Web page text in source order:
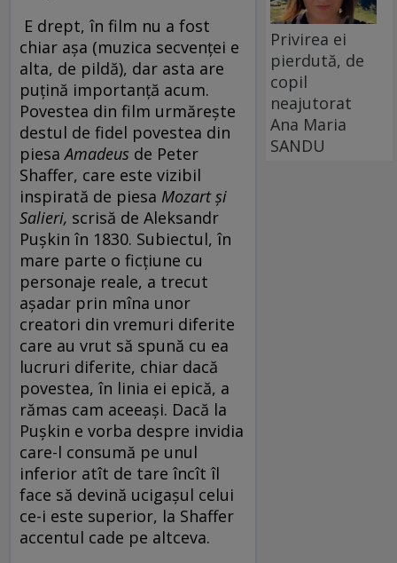
E drept, în film nu a fost
chiar așa (muzica secvenței e
alta, de pildă), dar asta are
puțină importanță acum.
Povestea din film urmărește
destul de fidel povestea din
piesaAmadeus de Peter
Shaffer, care este vizibil
inspirată de piesa Mozart și
Salieri, scrisă de Aleksandr
Pușkin în 1830. Subiectul, în
mare parte o ficțiune cu
personaje reale, a trecut
așadar prin mîna unor
creatori din vremuri diferite
care au vrut să spună cu ea
lucruri diferite, chiar dacă
povestea, în linia ei epică, a
rămas cam aceeași. Dacă la
Pușkin e vorba despre invidia
care-l consumă pe unul
inferior atît de tare încît îl
face să devină ucigașul celui
ce-i este superior, la Shaffer
accentul cade pe altceva.
Privirea ei
pierdută, de
copil
neajutorat
Ana Maria
SANDU